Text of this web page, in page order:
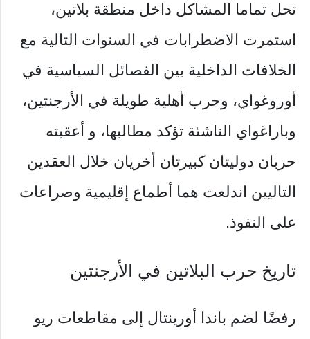
تحل تماما المشاكل داخل منطقة بلاتين،
استمرت الاضطرابات في السنوات التالية مع
الخلافات الداخلية بين الفصائل السياسية في
أوروغواي، وحرب أهلية طويلة في الأرجنتين،
وباراغواي الناشئة تؤكد مطالبها، و أعقبته
حربان دوليتان كبيرتان أخريان خلال العقدين
التاليين اندلعت هما أطماع إقليمية وصراعات
على النفوذ.
تاريخ حرب البلاتين في الأرجنتين
رفضًا لضم باندا أورينتال إلى مقاطعات ريو